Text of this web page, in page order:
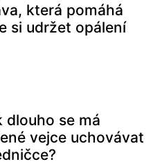
která pomáhá
si udržet opálení
dlouho se má
vejce uchovávat